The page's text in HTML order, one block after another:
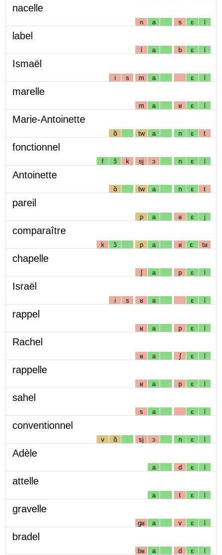
nacelle
n a s ɛ l
label
l a b ɛ l
Ismaël
i s m a ɛ l
marelle
m a ʁ ɛ l
Marie-Antoinette
ɑ̃ tw a n ɛ t
fonctionnel
f ɔ̃ k sj ɔ n ɛ l
Antoinette
ɑ̃ tw a n ɛ t
pareil
p a ʁ ɛ j
comparaître
k ɔ̃ p a ʁ ɛː tʁ
chapelle
ʃ a p ɛ l
Israël
i s ʁ a ɛ l
rappel
ʁ a p ɛ l
Rachel
ʁ a ʃ ɛ l
rappelle
ʁ a p ɛ l
sahel
s a ɛ l
conventionnel
v ɑ̃ sj ɔ n ɛ l
Adèle
a d ɛ l
attelle
a t ɛ l
gravelle
gʁ a v ɛ l
bradel
bʁ a d ɛ l